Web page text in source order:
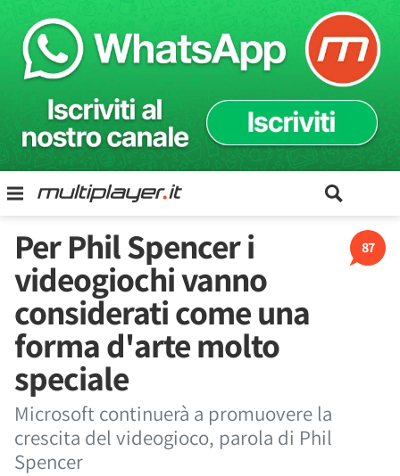
87
Per Phil Spencer i
videogiochi vanno
considerati come una
forma d'arte molto
speciale
Microsoft continuerà a promuovere la
crescita del videogioco, parola di Phil
Spencer